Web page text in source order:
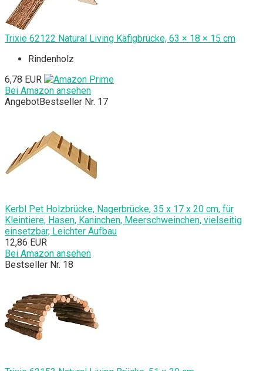
Trixie 62122 Natural Living Käfigbrücke, 63 × 18 × 15 cm
Rindenholz
6,78 EUR
Bei Amazon ansehen
AngebotBestseller Nr. 17
Kerbl Pet Holzbrücke, Nagerbrücke, 35 x 17 x 20 cm, für
Kleintiere, Hasen, Kaninchen, Meerschweinchen, vielseitig
einsetzbar, Leichter Aufbau
12,86 EUR
Bei Amazon ansehen
Bestseller Nr. 18